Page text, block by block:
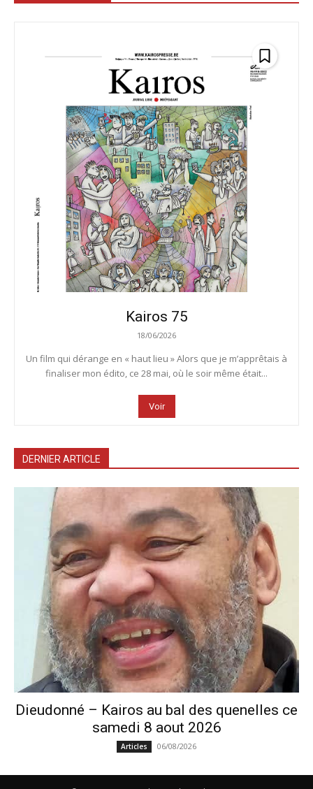
Kairos 75
18/06/2026
Un film qui dérange en « haut lieu » Alors que je m’apprêtais à
finaliser mon édito, ce 28 mai, où le soir même était...
Voir
DERNIER ARTICLE
Dieudonné – Kairos au bal des quenelles ce
samedi 8 aout 2026
Articles 06/08/2026